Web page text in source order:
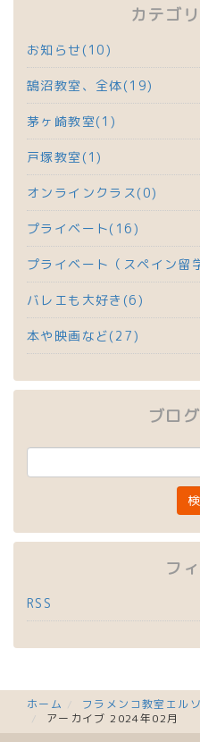
カテゴ
お知らせ(10)
鵠沼教室、全体(19)
茅ヶ崎教室(1)
戸塚教室(1)
オンラインクラス(0)
プライベート(16)
プライベート（スペイン留
バレエも大好き(6)
本や映画など(27)
ブロ
フ
RSS
ホーム
フラメンコ教室エル
アーカイブ 2024年02月